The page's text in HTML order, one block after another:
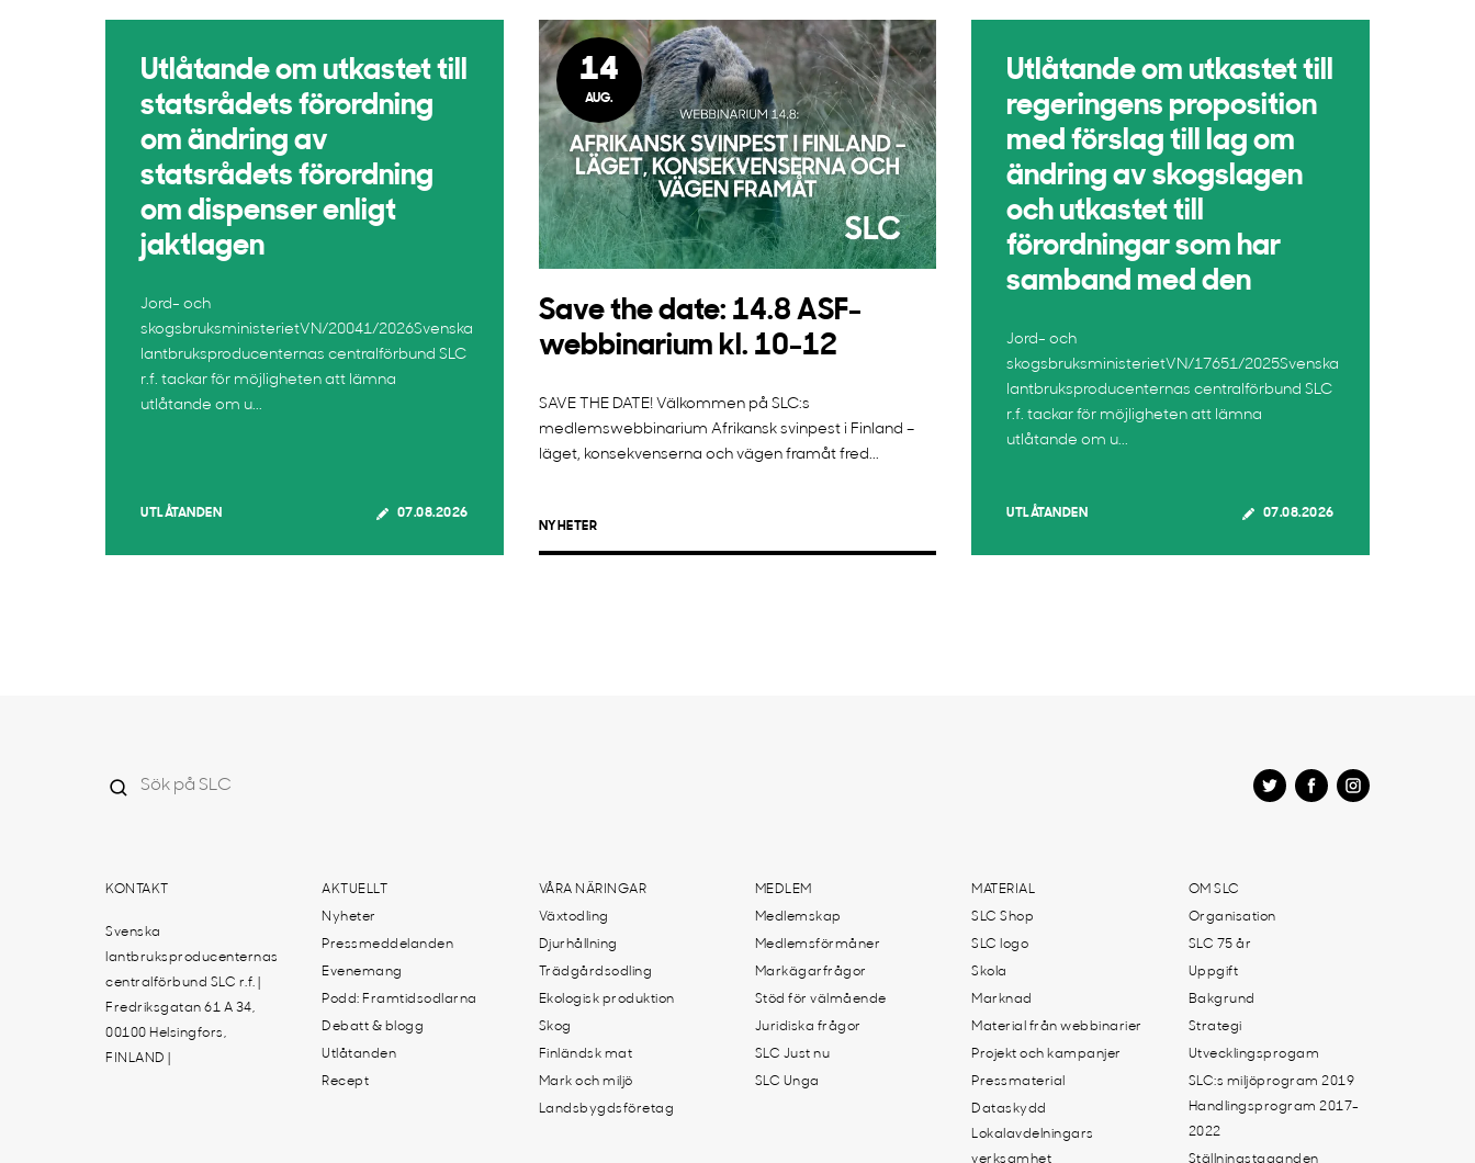
Utlåtande om utkastet till
statsrådets förordning
om ändring av
statsrådets förordning
om dispenser enligt
jaktlagen
Jord- och
skogsbruksministerietVN/20041/2026Svenska
lantbruksproducenternas centralförbund SLC
r.f. tackar för möjligheten att lämna
utlåtande om u...
UTLÅTANDEN 07.08.2026
14
AUG.
Save the date: 14.8 ASF-
webbinarium kl. 10-12
SAVE THE DATE! Välkommen på SLC:s
medlemswebbinarium Afrikansk svinpest i Finland –
läget, konsekvenserna och vägen framåt fred...
NYHETER
Utlåtande om utkastet till
regeringens proposition
med förslag till lag om
ändring av skogslagen
och utkastet till
förordningar som har
samband med den
Jord- och
skogsbruksministerietVN/17651/2025Svenska
lantbruksproducenternas centralförbund SLC
r.f. tackar för möjligheten att lämna
utlåtande om u...
UTLÅTANDEN 07.08.2026
KONTAKT
Svenska
lantbruksproducenternas
centralförbund SLC r.f. |
Fredriksgatan 61 A 34,
00100 Helsingfors,
FINLAND |
AKTUELLT
Nyheter
Pressmeddelanden
Evenemang
Podd: Framtidsodlarna
Debatt & blogg
Utlåtanden
Recept
VÅRA NÄRINGAR
Växtodling
Djurhållning
Trädgårdsodling
Ekologisk produktion
Skog
Finländsk mat
Mark och miljö
Landsbygdsföretag
MEDLEM
Medlemskap
Medlemsförmåner
Markägarfrågor
Stöd för välmående
Juridiska frågor
SLC Just nu
SLC Unga
MATERIAL
SLC Shop
SLC logo
Skola
Marknad
Material från webbinarier
Projekt och kampanjer
Pressmaterial
Dataskydd
Lokalavdelningars
verksamhet
OM SLC
Organisation
SLC 75 år
Uppgift
Bakgrund
Strategi
Utvecklingsprogam
SLC:s miljöprogram 2019
Handlingsprogram 2017-
2022
Ställningstaganden